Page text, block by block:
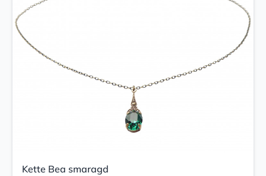
Kette Bea smaragd